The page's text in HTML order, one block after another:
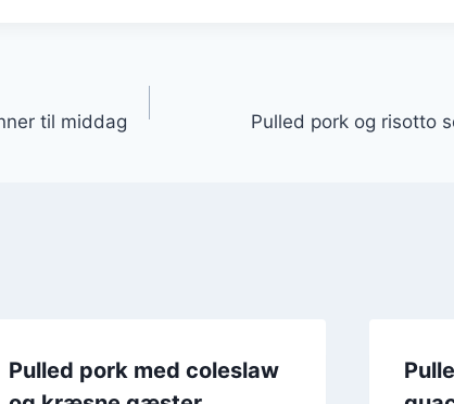
til middag Pulled pork og risotto
Pulled pork med coleslaw